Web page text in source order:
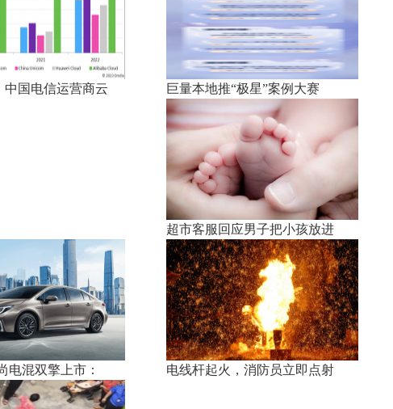
中国电信运营商云 巨量本地推“极星”案例大赛
超市客服回应男子把小孩放进
电混双擎上市： 电线杆起火，消防员立即点射